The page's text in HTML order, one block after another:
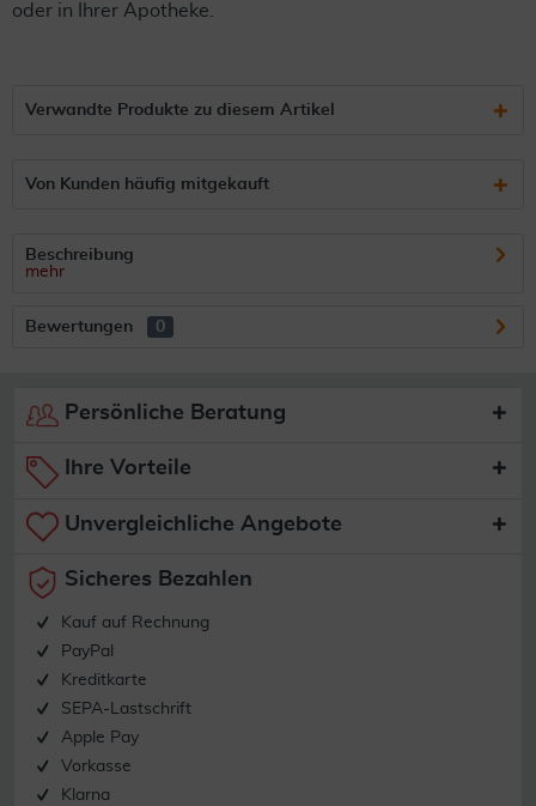
oder in Ihrer Apotheke.
Verwandte Produkte zu diesem Artikel
Von Kunden häufig mitgekauft
Beschreibung
mehr
Bewertungen 0
Persönliche Beratung
Ihre Vorteile
Unvergleichliche Angebote
Sicheres Bezahlen
Kauf auf Rechnung
PayPal
Kreditkarte
SEPA-Lastschrift
Apple Pay
Vorkasse
Klarna